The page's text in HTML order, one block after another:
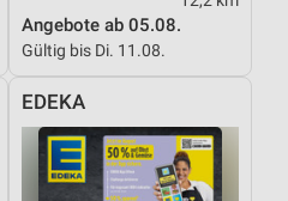
Angebote ab 05.08.
Gültig bis Di. 11.08.
EDEKA